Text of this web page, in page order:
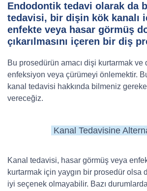
Endodontik tedavi olarak da
tedavisi, bir dişin kök kanalı
enfekte veya hasar görmüş
çıkarılmasını içeren bir diş
Bu prosedürün amacı dişi kurtarmak ve
enfeksiyon veya çürümeyi önlemektir.
kanal tedavisi hakkında bilmeniz
vereceğiz.
Kanal Tedavisine
Kanal tedavisi, hasar görmüş veya
kurtarmak için yaygın bir prosedür olsa
iyi seçenek olmayabilir. Bazı